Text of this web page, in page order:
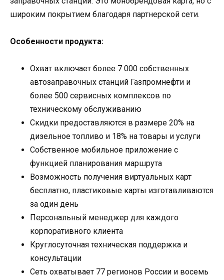
широким покрытием благодаря партнерской сети.
Особенности продукта:
Охват включает более 7 000 собственных
автозаправочных станций Газпромнефти и
более 500 сервисных комплексов по
техническому обслуживанию
Скидки предоставляются в размере 20% на
дизельное топливо и 18% на товары и услуги
Собственное мобильное приложение с
функцией планирования маршрута
Возможность получения виртуальных карт
бесплатно, пластиковые карты изготавливаются
за один день
Персональный менеджер для каждого
корпоративного клиента
Круглосуточная техническая поддержка и
консультации
Сеть охватывает 77 регионов России и восемь